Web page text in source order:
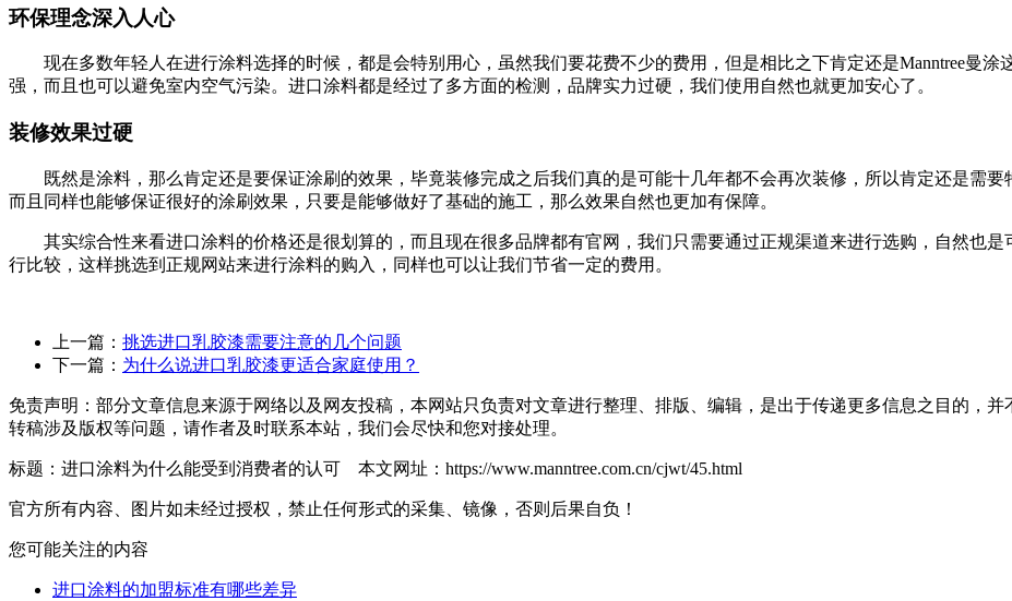
环保理念深入人心
现在多数年轻人在进行涂料选择的时候，都是会特别用心，虽然我们要花费不少的费用，但是相比之下肯定还是Manntree曼涂
强，而且也可以避免室内空气污染。进口涂料都是经过了多方面的检测，品牌实力过硬，我们使用自然也就更加安心了。
装修效果过硬
既然是涂料，那么肯定还是要保证涂刷的效果，毕竟装修完成之后我们真的是可能十几年都不会再次装修，所以肯定还是需要
而且同样也能够保证很好的涂刷效果，只要是能够做好了基础的施工，那么效果自然也更加有保障。
其实综合性来看进口涂料的价格还是很划算的，而且现在很多品牌都有官网，我们只需要通过正规渠道来进行选购，自然也是
行比较，这样挑选到正规网站来进行涂料的购入，同样也可以让我们节省一定的费用。
上一篇： 挑选进口乳胶漆需要注意的几个问题
下一篇： 为什么说进口乳胶漆更适合家庭使用？
免责声明：部分文章信息来源于网络以及网友投稿，本网站只负责对文章进行整理、排版、编辑，是出于传递更多信息之目的，
转稿涉及版权等问题，请作者及时联系本站，我们会尽快和您对接处理。
标题：进口涂料为什么能受到消费者的认可 本文网址：https://www.manntree.com.cn/cjwt/45.html
官方所有内容、图片如未经过授权，禁止任何形式的采集、镜像，否则后果自负！
您可能关注的内容
进口涂料的加盟标准有哪些差异